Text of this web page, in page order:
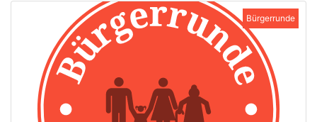
Bürgerrunde